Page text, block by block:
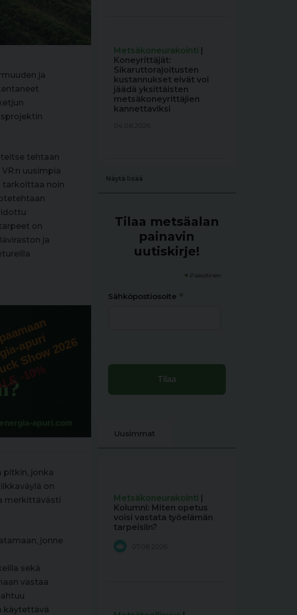
ja
tehtaan
uusimpia
tarkoittaa noin
on
ja
pitkin, jonka
on
merkittävästi
jonne
sekä
vastaa
käytettävä
Metsäkoneurakointi |
Koneyrittäjät:
Sikaruttorajoitusten
kustannukset eivät voi
jäädä yksittäisten
metsäkoneyrittäjien
kannettaviksi
04.08.2026
Näytä lisää
Tilaa metsäalan
painavin
uutiskirje!
* Pakollinen
Sähköpostiosoite *
Uusimmat
Metsäkoneurakointi |
Kolumni: Miten opetus
voisi vastata työelämän
tarpeisiin?
07.08.2026